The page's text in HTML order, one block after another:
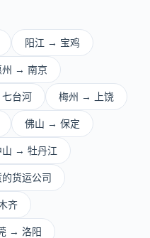
阳江 → 宝鸡
州 → 南京
台河 梅州 → 上饶
佛山 → 保定
山 → 牡丹江
货运公司
齐
→ 洛阳